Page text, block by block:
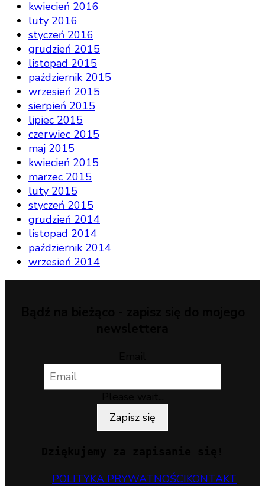
kwiecień 2016
luty 2016
styczeń 2016
grudzień 2015
listopad 2015
październik 2015
wrzesień 2015
sierpień 2015
lipiec 2015
czerwiec 2015
maj 2015
kwiecień 2015
marzec 2015
luty 2015
styczeń 2015
grudzień 2014
listopad 2014
październik 2014
wrzesień 2014
Zapisz się
POLITYKA PRYWATNOŚCIKONTAKT